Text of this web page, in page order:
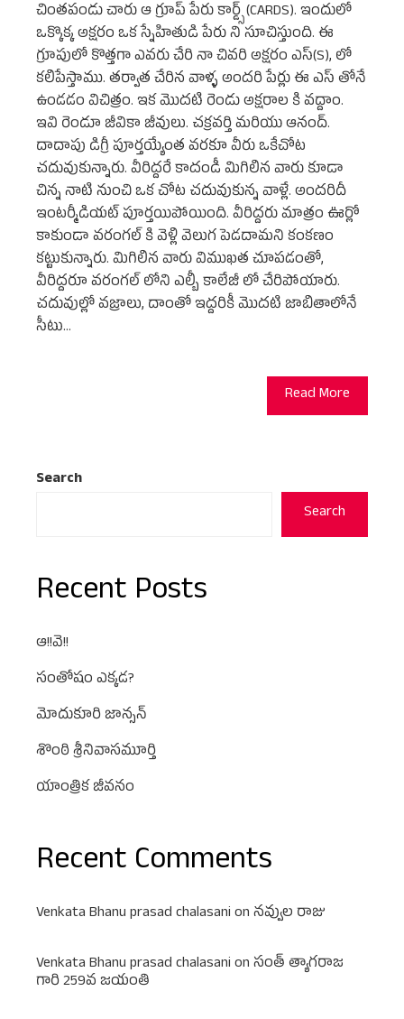
చింతపండు చారు ఆ గ్రూప్ పేరు కార్డ్స్ (CARDS). ఇందులో
ఒక్కొక్క అక్షరం ఒక స్నేహితుడి పేరు ని సూచిస్తుంది. ఈ
గ్రూపులో కొత్తగా ఎవరు చేరి నా చివరి అక్షరం ఎస్(S), లో
కలిపేస్తాము. తర్వాత చేరిన వాళ్ళ అందరి పేర్లు ఈ ఎస్ తోనే
ఉండడం విచిత్రం. ఇక మొదటి రెండు అక్షరాల కి వద్దాం.
ఇవి రెండూ జీవికా జీవులు. చక్రవర్తి మరియు ఆనంద్.
దాదాపు డిగ్రీ పూర్తయ్యేంత వరకూ వీరు ఒకేచోట
చదువుకున్నారు. వీరిద్దరే కాదండీ మిగిలిన వారు కూడా
చిన్న నాటి నుంచి ఒక చోట చదువుకున్న వాళ్లే. అందరిదీ
ఇంటర్మీడియట్ పూర్తయిపోయింది. వీరిద్దరు మాత్రం ఊర్లో
కాకుండా వరంగల్ కి వెళ్లి వెలుగ పెడదామని కంకణం
కట్టుకున్నారు. మిగిలిన వారు విముఖత చూపడంతో,
వీరిద్దరూ వరంగల్ లోని ఎల్బీ కాలేజీ లో చేరిపోయారు.
చదువుల్లో వజ్రాలు, దాంతో ఇద్దరికీ మొదటి జాబితాలోనే
సీటు…
Read More
Search
Search
Recent Posts
ఆ!!వె!!
సంతోషం ఎక్కడ?
మోదుకూరి జాన్సన్
శొంఠి శ్రీనివాసమూర్తి
యాంత్రిక జీవనం
Recent Comments
Venkata Bhanu prasad chalasani on నవ్వుల రాజు
Venkata Bhanu prasad chalasani on సంత్ త్యాగరాజ
గారి 259వ జయంతి